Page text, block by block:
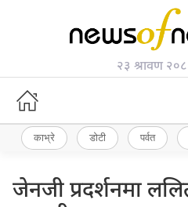
२३ श्रावण
काभ्रे डोटी पर्वत
जेनजी प्रदर्शनमा